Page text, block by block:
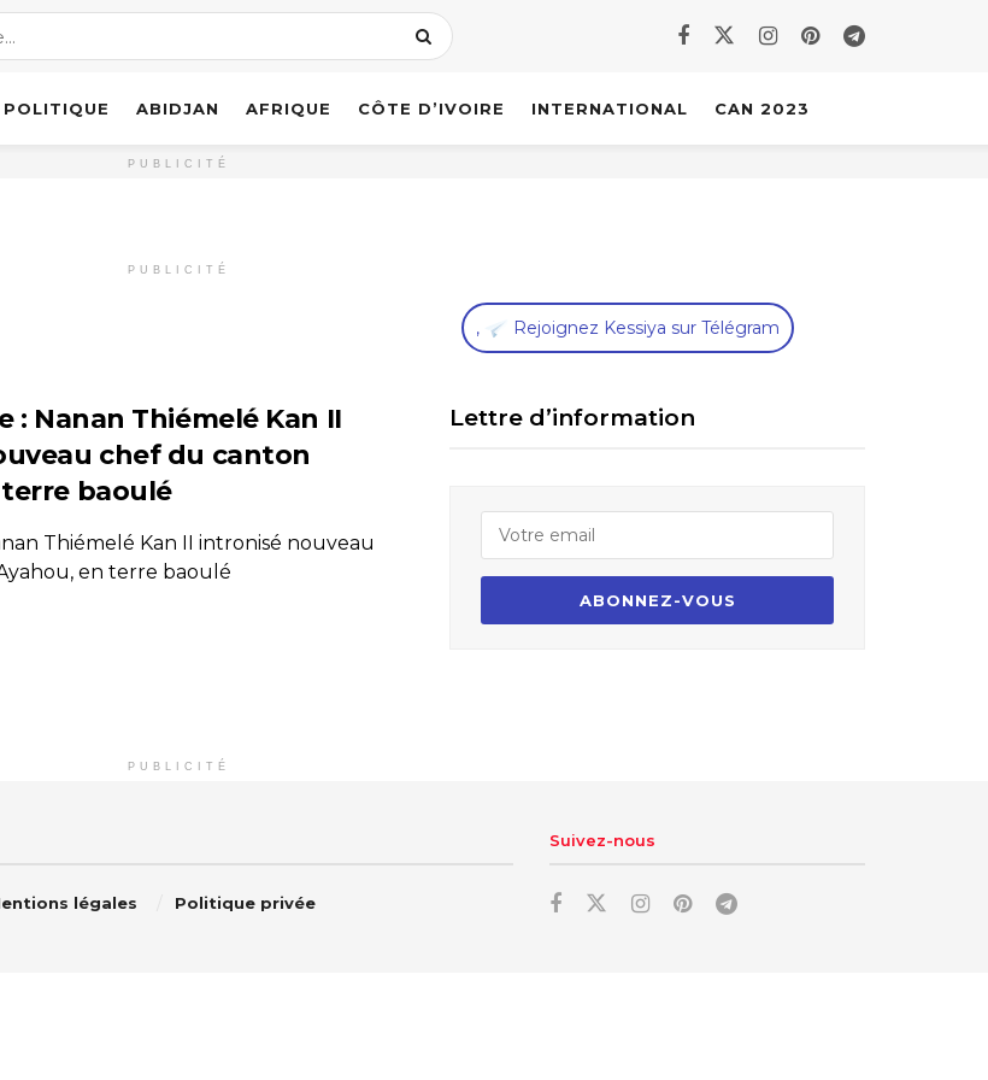
POLITIQUE ABIDJAN AFRIQUE CÔTE D’IVOIRE INTERNATIONAL CAN 2023
PUBLICITÉ
PUBLICITÉ
: Nanan Thiémelé Kan II
chef du canton
baoulé
Thiémelé Kan II intronisé nouveau
en terre baoulé
, Rejoignez Kessiya sur Télégram
Lettre d’information
PUBLICITÉ
légales Politique privée
Suivez-nous